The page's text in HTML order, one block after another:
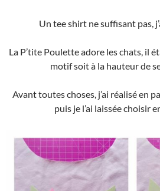
Un tee shirt ne suffisant pas,
La P’tite Poulette adore les chats, il
motif soit à la hauteur de
Avant toutes choses, j’ai réalisé en
puis je l’ai laissée choisir